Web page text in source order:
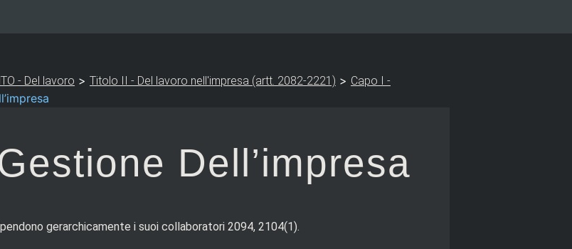
- Del lavoro > Titolo II - Del lavoro nell'impresa (artt. 2082-2221) > Capo I -
Dell’impresa
gerarchicamente i suoi collaboratori 2094, 2104(1).